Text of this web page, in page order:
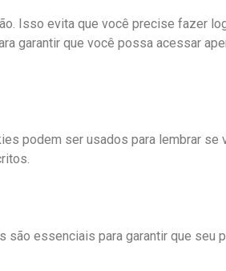
Isso evita que você precise fazer
garantir que você possa acessar
podem ser usados ​​para lembrar se
essenciais para garantir que seu